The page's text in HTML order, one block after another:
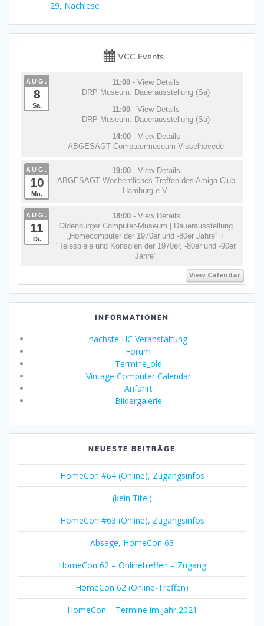
Beitrag:
29, Nachlese
VCC Events
AUG.
8
Sa.
11:00 - View Details
DRP Museum: Dauerausstellung (Sa)
11:00 - View Details
DRP Museum: Dauerausstellung (Sa)
14:00 - View Details
ABGESAGT Computermuseum Visselhövede
AUG.
10
Mo.
19:00 - View Details
ABGESAGT Wöchentliches Treffen des Amiga-Club
Hamburg e.V.
AUG.
11
Di.
18:00 - View Details
Oldenburger Computer-Museum | Dauerausstellung
„Homecomputer der 1970er und -80er Jahre“ +
"Telespiele und Konsolen der 1970er, -80er und -90er
Jahre"
View Calendar
INFORMATIONEN
nächste HC Veranstaltung
Forum
Termine_old
Vintage Computer Calendar
Anfahrt
Bildergalerie
NEUESTE BEITRÄGE
HomeCon #64 (Online), Zugangsinfos
(kein Titel)
HomeCon #63 (Online), Zugangsinfos
Absage, HomeCon 63
HomeCon 62 – Onlinetreffen – Zugang
HomeCon 62 (Online-Treffen)
HomeCon – Termine im Jahr 2021